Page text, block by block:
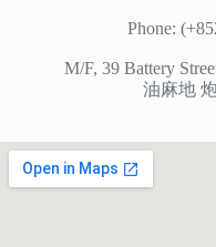
Phone:
M/F, 39 Battery
油麻地